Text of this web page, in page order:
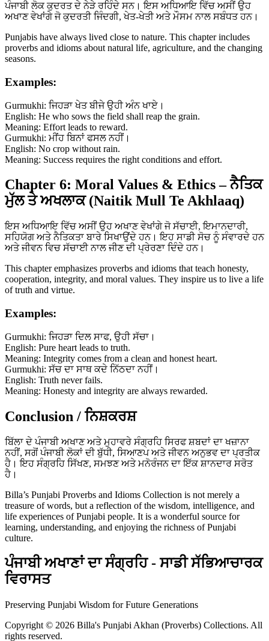
ਪੰਜਾਬੀ ਲੋਕ ਕੁਦਰਤ ਦੇ ਨੇੜੇ ਰਹਿੰਦੇ ਸਨ। ਇਸ ਅਧਿਆਇ ਵਿੱਚ ਅਸੀਂ ਉਹ
ਅਖਾਣ ਵੇਖਾਂਗੇ ਜੋ ਕੁਦਰਤੀ ਜਿੰਦਗੀ, ਖੇਤ-ਖੇਤੀ ਅਤੇ ਮੌਸਮ ਨਾਲ ਸਬੰਧਤ ਹਨ।
Punjabis have always lived close to nature. This chapter includes
proverbs and idioms about natural life, agriculture, and the changing
seasons.
Examples:
Gurmukhi: ਜਿਹੜਾ ਖੇਤ ਬੀਜੇ ਉਹੀ ਅੰਨ ਖਾਏ।
English: He who sows the field shall reap the grain.
Meaning: Effort leads to reward.
Gurmukhi: ਮੀਂਹ ਬਿਨਾਂ ਫਸਲ ਨਹੀਂ।
English: No crop without rain.
Meaning: Success requires the right conditions and effort.
Chapter 6: Moral Values & Ethics – ਨੈਤਿਕ
ਮੁੱਲ ਤੇ ਅਖਲਾਕ (Naitik Mull Te Akhlaaq)
ਇਸ ਅਧਿਆਇ ਵਿੱਚ ਅਸੀਂ ਉਹ ਅਖਾਣ ਵੇਖਾਂਗੇ ਜੋ ਸੱਚਾਈ, ਇਮਾਨਦਾਰੀ,
ਸਹਿਯੋਗ ਅਤੇ ਨੈਤਿਕਤਾ ਬਾਰੇ ਸਿਖਾਉਂਦੇ ਹਨ। ਇਹ ਸਾਡੀ ਸੋਚ ਨੂੰ ਸੰਵਾਰਦੇ ਹਨ
ਅਤੇ ਜੀਵਨ ਵਿਚ ਸੱਚਾਈ ਨਾਲ ਜੀਣ ਦੀ ਪ੍ਰੇਰਣਾ ਦਿੰਦੇ ਹਨ।
This chapter emphasizes proverbs and idioms that teach honesty,
cooperation, integrity, and moral values. They inspire us to live a life
of truth and virtue.
Examples:
Gurmukhi: ਜਿਹੜਾ ਦਿਲ ਸਾਫ, ਉਹੀ ਸੱਚਾ।
English: Pure heart leads to truth.
Meaning: Integrity comes from a clean and honest heart.
Gurmukhi: ਸੱਚ ਦਾ ਸਾਥ ਕਦੇ ਨਿੱਠਦਾ ਨਹੀਂ।
English: Truth never fails.
Meaning: Honesty and integrity are always rewarded.
Conclusion / ਨਿਸ਼ਕਰਸ਼
ਬਿੱਲਾ ਦੇ ਪੰਜਾਬੀ ਅਖਾਣ ਅਤੇ ਮੁਹਾਵਰੇ ਸੰਗ੍ਰਹਿ ਸਿਰਫ ਸ਼ਬਦਾਂ ਦਾ ਖਜ਼ਾਨਾ
ਨਹੀਂ, ਸਗੋਂ ਪੰਜਾਬੀ ਲੋਕਾਂ ਦੀ ਬੁੱਧੀ, ਸਿਆਣਪ ਅਤੇ ਜੀਵਨ ਅਨੁਭਵ ਦਾ ਪ੍ਰਤੀਕ
ਹੈ। ਇਹ ਸੰਗ੍ਰਹਿ ਸਿੱਖਣ, ਸਮਝਣ ਅਤੇ ਮਨੋਰੰਜਨ ਦਾ ਇੱਕ ਸ਼ਾਨਦਾਰ ਸਰੋਤ
ਹੈ।
Billa’s Punjabi Proverbs and Idioms Collection is not merely a
treasure of words, but a reflection of the wisdom, intelligence, and
life experiences of Punjabi people. It is a wonderful source for
learning, understanding, and enjoying the richness of Punjabi
culture.
ਪੰਜਾਬੀ ਅਖਾਣਾਂ ਦਾ ਸੰਗ੍ਰਹਿ - ਸਾਡੀ ਸੱਭਿਆਚਾਰਕ
ਵਿਰਾਸਤ
Preserving Punjabi Wisdom for Future Generations
Copyright © 2026 Billa's Punjabi Akhan (Proverbs) Collections. All
rights reserved.